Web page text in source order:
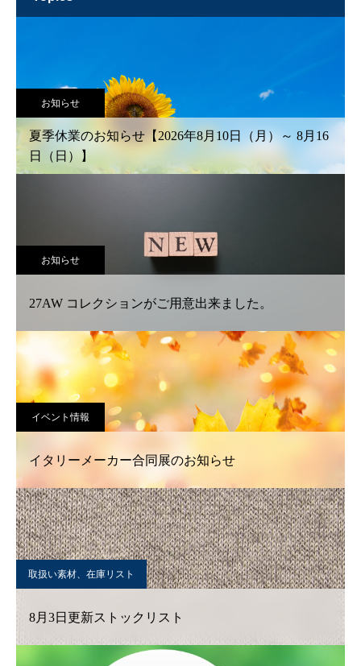
お知らせ
夏季休業のお知らせ【2026年8月10日（月）～ 8月16
日（日）】
お知らせ
27AW コレクションがご用意出来ました。
イベント情報
イタリーメーカー合同展のお知らせ
取扱い素材、在庫リスト
8月3日更新ストックリスト